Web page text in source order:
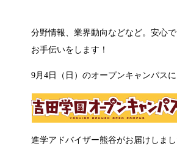
分野情報、業界動向などなど。安心
お手伝いをします！
9月4日（日）のオープンキャンパスに
進学アドバイザー熊谷がお届けしまし